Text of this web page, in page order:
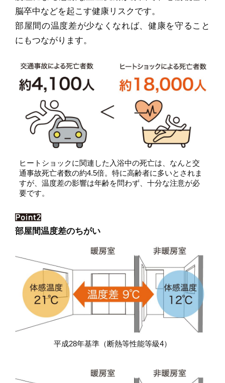
脳卒中などを起こす健康リスクです。
部屋間の温度差が少なくなれば、健康を守ること
にもつながります。
ヒートショックに関連した入浴中の死亡は、なんと交
通事故死亡者数の約4.5倍。特に高齢者に多いとされま
すが、温度差の影響は年齢を問わず、十分な注意が必
要です。
部屋間温度差のちがい
平成28年基準（断熱等性能等級4）